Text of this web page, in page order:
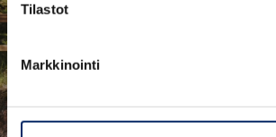
Tilastot
Markkinointi
niille, jotka ovat
historiasta ja